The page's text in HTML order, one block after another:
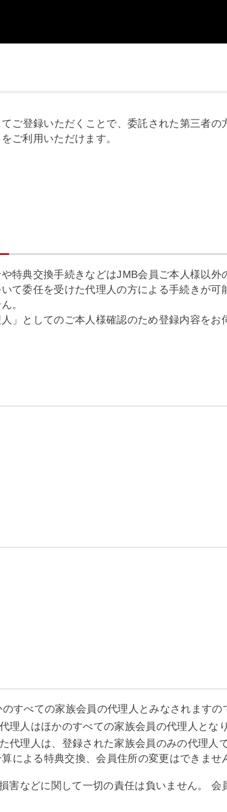
ご登録いただくことで、委託された第三者
ご利用いただけます。
特典交換手続きなどはJMB会員ご本人様以外
て委任を受けた代理人の方による手続きが
。
」としてのご本人様確認のため登録内容をお
すべての家族会員の代理人とみなされますの
人はほかのすべての家族会員の代理人となり
代理人は、登録された家族会員のみの代理人
による特典交換、会員住所の変更はできませ
害などに関して一切の責任は負いません。